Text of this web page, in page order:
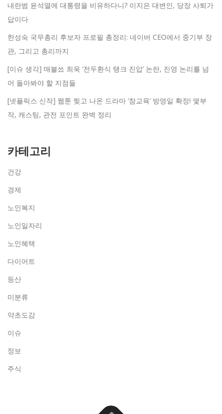
내란범 윤석열에 대통령을 비유하다니? 이지은 대변인, 당장 사퇴가
답이다
한성숙 국무총리 후보자 프로필 총정리: 네이버 CEO에서 중기부 장
관, 그리고 총리까지
[이슈 생각] 매불쑈 최욱 ‘전두환식 탱크 진압’ 논란, 진영 논리를 넘
어 돌아봐야 할 지점들
[넷플릭스 신작] 웹툰 찢고 나온 드라마 ‘참교육’ 방영일 확정! 몇부
작, 캐스팅, 관전 포인트 완벽 정리
카테고리
건강
경제
노인복지
노인일자리
노인혜택
다이어트
등산
미분류
약초도감
이슈
정보
주식